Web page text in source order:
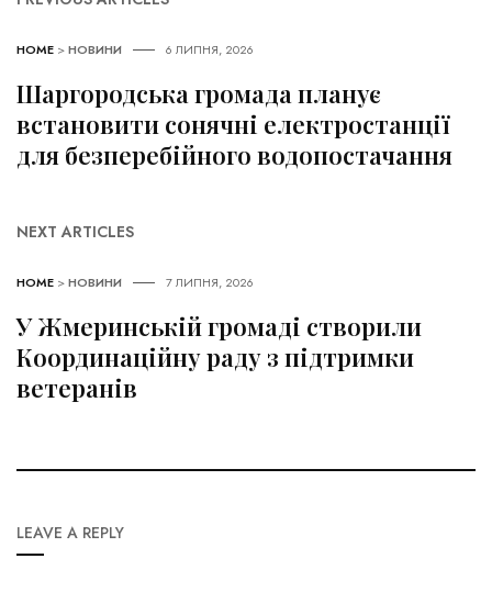
HOME >НОВИНИ 6 ЛИПНЯ, 2026
Шаргородська громада планує
встановити сонячні електростанції
для безперебійного водопостачання
NEXT ARTICLES
HOME >НОВИНИ 7 ЛИПНЯ, 2026
У Жмеринській громаді створили
Координаційну раду з підтримки
ветеранів
LEAVE A REPLY